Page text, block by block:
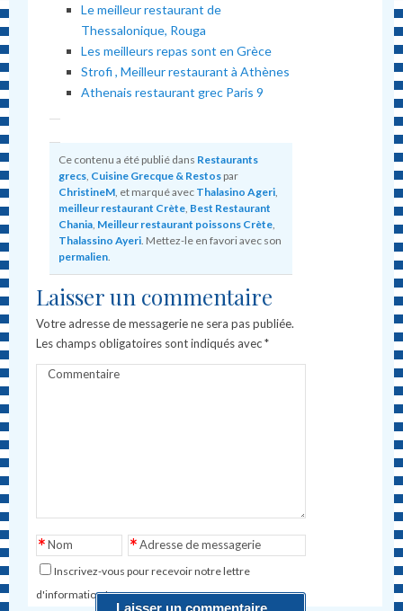
Le meilleur restaurant de
Thessalonique, Rouga
Les meilleurs repas sont en Grèce
Strofi , Meilleur restaurant à Athènes
Athenais restaurant grec Paris 9
Ce contenu a été publié dans Restaurants
grecs, Cuisine Grecque & Restos par
ChristineM, et marqué avec Thalasino Ageri,
meilleur restaurant Crète, Best Restaurant
Chania, Meilleur restaurant poissons Crète,
Thalassino Ayeri. Mettez-le en favori avec son
permalien.
Laisser un commentaire
Votre adresse de messagerie ne sera pas publiée.
Les champs obligatoires sont indiqués avec*
Commentaire
Nom
* Adresse de messagerie
*
Inscrivez-vous pour recevoir notre lettre
d'information !